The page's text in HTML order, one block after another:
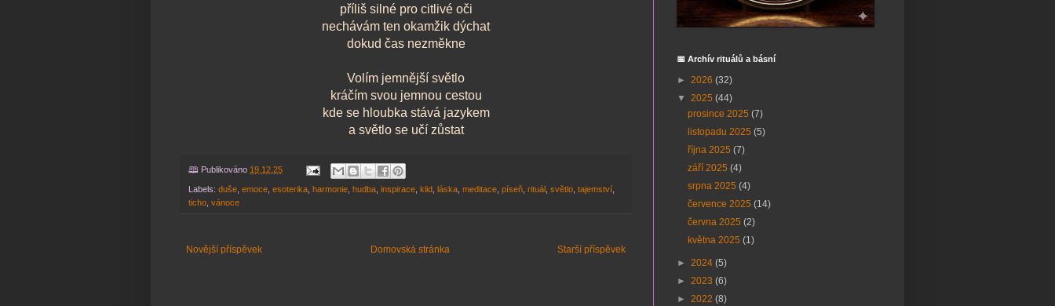
příliš silné pro citlivé oči
nechávám ten okamžik dýchat
dokud čas nezměkne
Volím jemnější světlo
kráčím svou jemnou cestou
kde se hloubka stává jazykem
a světlo se učí zůstat
🕮 Publikováno 19.12.25
Labels: duše emoce esoterika harmonie hudba inspirace klid láska meditace píseň rituál světlo tajemství
ticho vánoce
Novější příspěvek Starší příspěvek
Domovská stránka
📅 Archív rituálů a básní
► 2026 (32)
▼ 2025 (44)
prosince 2025(7)
listopadu 2025(5)
října 2025(7)
září 2025(4)
srpna 2025(4)
července 2025(14)
června 2025(2)
května 2025(1)
► 2024 (5)
► 2023 (6)
► 2022 (8)